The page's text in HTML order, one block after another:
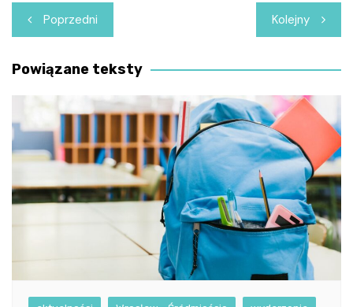
Nawigacja
wpisu
Poprzedni Kolejny
Powiązane teksty